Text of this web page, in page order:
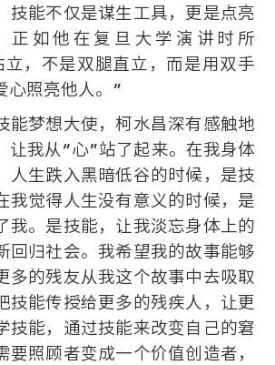
技能不仅是谋生工具，更是点亮
正如他在复旦大学演讲时所
，不是双腿直立，而是用双手
心照亮他人。”
能梦想大使，柯水昌深有感触地
让我从“心”站了起来。在我身体
人生跌入黑暗低谷的时候，是技
我觉得人生没有意义的时候，是
我。是技能，让我淡忘身体上的
回归社会。我希望我的故事能够
多的残友从我这个故事中去吸取
技能传授给更多的残疾人，让更
技能，通过技能来改变自己的窘
要照顾者变成一个价值创造者，